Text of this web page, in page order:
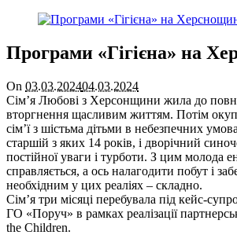
Програми «Гігієна» на
On 03.03.202404.03.2024
Сім’я Любові з Херсонщини жила до
вторгнення щасливим життям. Потім
сім’ї з шістьма дітьми в небезпечних
старшій з яких 14 років, і дворічний
постійної уваги і турботи. З цим молода
справляється, а ось налагодити побут і
необхідним у цих реаліях – складно.
Сім’я три місяці перебувала під кейс-
ГО «Поруч» в рамках реалізації
the Children.